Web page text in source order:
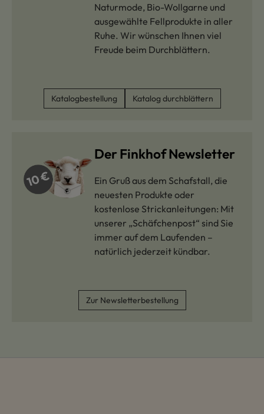
Naturmode, Bio-Wollgarne und
ausgewählte Fellprodukte in aller
Ruhe. Wir wünschen Ihnen viel
Freude beim Durchblättern.
Katalogbestellung Katalog durchblättern
Der Finkhof Newsletter
Ein Gruß aus dem Schafstall, die
neuesten Produkte oder
kostenlose Strickanleitungen: Mit
unserer „Schäfchenpost“ sind Sie
immer auf dem Laufenden –
natürlich jederzeit kündbar.
Zur Newsletterbestellung